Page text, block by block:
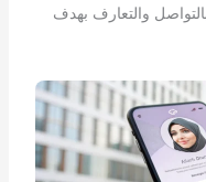
والتعارف بهدف